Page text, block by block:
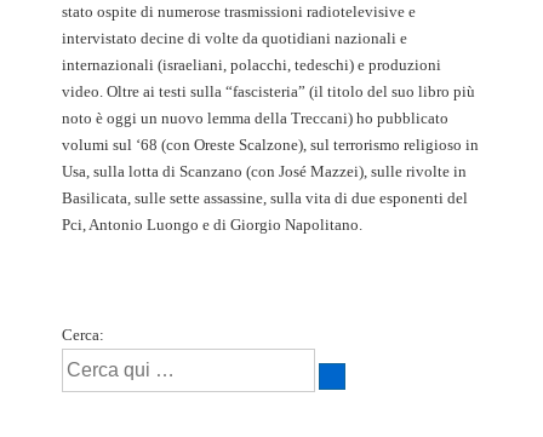
stato ospite di numerose trasmissioni radiotelevisive e
intervistato decine di volte da quotidiani nazionali e
internazionali (israeliani, polacchi, tedeschi) e produzioni
video. Oltre ai testi sulla “fascisteria” (il titolo del suo libro più
noto è oggi un nuovo lemma della Treccani) ho pubblicato
volumi sul ‘68 (con Oreste Scalzone), sul terrorismo religioso in
Usa, sulla lotta di Scanzano (con José Mazzei), sulle rivolte in
Basilicata, sulle sette assassine, sulla vita di due esponenti del
Pci, Antonio Luongo e di Giorgio Napolitano.
Cerca: